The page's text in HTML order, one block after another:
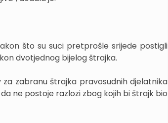
što su suci pretprošle srijede postigli
dvotjednog bijelog štrajka.
zabranu štrajka pravosudnih djelatnika
ne postoje razlozi zbog kojih bi štrajk bio